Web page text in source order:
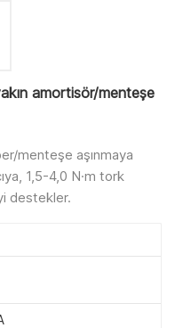
amortisör/menteşe
menteşe aşınmaya
1,5-4,0 N·m tork
destekler.